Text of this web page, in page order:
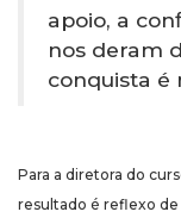
apoio, a
nos deram
conquista é
Para a diretora do
resultado é reflexo